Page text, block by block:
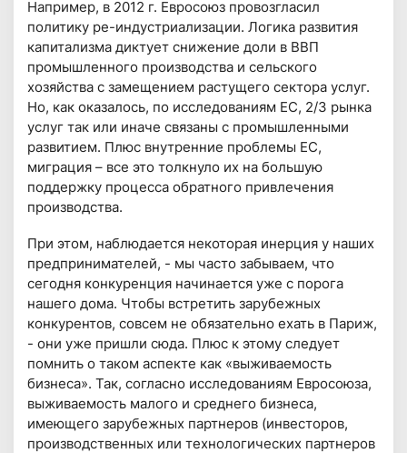
Например, в 2012 г. Евросоюз провозгласил
политику ре-индустриализации. Логика развития
капитализма диктует снижение доли в ВВП
промышленного производства и сельского
хозяйства с замещением растущего сектора услуг.
Но, как оказалось, по исследованиям ЕС, 2/3 рынка
услуг так или иначе связаны с промышленными
развитием. Плюс внутренние проблемы ЕС,
миграция – все это толкнуло их на большую
поддержку процесса обратного привлечения
производства.
При этом, наблюдается некоторая инерция у наших
предпринимателей, - мы часто забываем, что
сегодня конкуренция начинается уже с порога
нашего дома. Чтобы встретить зарубежных
конкурентов, совсем не обязательно ехать в Париж,
- они уже пришли сюда. Плюс к этому следует
помнить о таком аспекте как «выживаемость
бизнеса». Так, согласно исследованиям Евросоюза,
выживаемость малого и среднего бизнеса,
имеющего зарубежных партнеров (инвесторов,
производственных или технологических партнеров